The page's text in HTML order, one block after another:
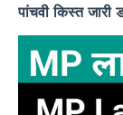
पांचवी किस्त जारी